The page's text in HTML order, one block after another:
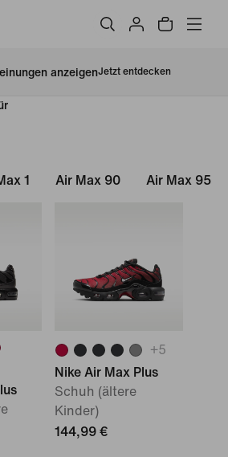
anzeigenJetzt entdecken
1 Air Max 90 Air Max 95
+5
Nike Air Max Plus
Schuh (ältere
Kinder)
144,99 €